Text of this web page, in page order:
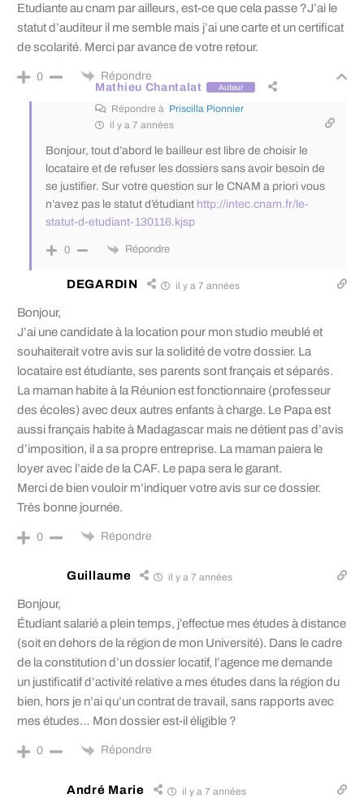
Etudiante au cnam par ailleurs, est-ce que cela passe ?J’ai le
statut d’auditeur il me semble mais j’ai une carte et un certificat
de scolarité. Merci par avance de votre retour.
0
Répondre
Mathieu Chantalat
Auteur
Répondre à Priscilla Pionnier
il y a 7 années
Bonjour, tout d’abord le bailleur est libre de choisir le
locataire et de refuser les dossiers sans avoir besoin de
se justifier. Sur votre question sur le CNAM a priori vous
n’avez pas le statut d’étudiant http://intec.cnam.fr/le-
statut-d-etudiant-130116.kjsp
0 Répondre
DEGARDIN il y a 7 années
Bonjour,
J’ai une candidate à la location pour mon studio meublé et
souhaiterait votre avis sur la solidité de votre dossier. La
locataire est étudiante, ses parents sont français et séparés.
La maman habite à la Réunion est fonctionnaire (professeur
des écoles) avec deux autres enfants à charge. Le Papa est
aussi français habite à Madagascar mais ne détient pas d’avis
d’imposition, il a sa propre entreprise. La maman paiera le
loyer avec l’aide de la CAF. Le papa sera le garant.
Merci de bien vouloir m’indiquer votre avis sur ce dossier.
Très bonne journée.
0 Répondre
Guillaume il y a 7 années
Bonjour,
Étudiant salarié a plein temps, j’effectue mes études à distance
(soit en dehors de la région de mon Université). Dans le cadre
de la constitution d’un dossier locatif, l’agence me demande
un justificatif d’activité relative a mes études dans la région du
bien, hors je n’ai qu’un contrat de travail, sans rapports avec
mes études… Mon dossier est-il éligible ?
0 Répondre
André Marie il y a 7 années